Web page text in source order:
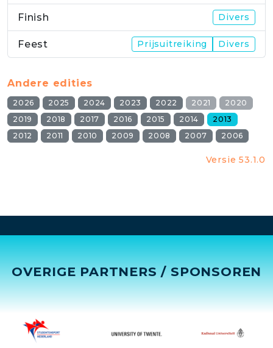
Finish Divers
Feest Prijsuitreiking Divers
Andere edities
2026 2025 2024 2023 2022 2021
2020
2019
2018 2017 2016 2015 2014
2013
2012
2011 2010 2009 2008 2007 2006
Versie 53.1.0
OVERIGE PARTNERS / SPONSOREN